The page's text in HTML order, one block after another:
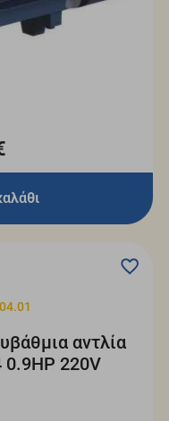
αντλία
0.9HP 220V